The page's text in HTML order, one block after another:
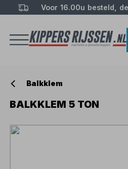
Voor 16.00u besteld,
Balkklem
BALKKLEM 5 TON